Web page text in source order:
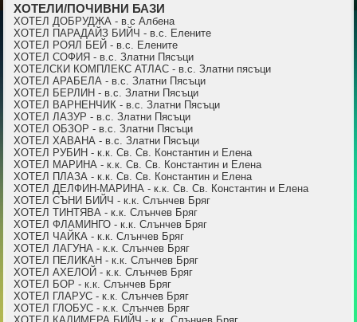
ХОТЕЛИ/ПОЧИВНИ БАЗИ
ХОТЕЛ ДОБРУДЖА - в.с Албена
ХОТЕЛ ПАРАДАЙЗ БИЙЧ - в.с. Елените
ХОТЕЛ РОЯЛ БЕЙ - в.с. Елените
ХОТЕЛ СОФИЯ - в.с. Златни Пясъци
ХОТЕЛСКИ КОМПЛЕКС АТЛАС - в.с. Златни пясъци
ХОТЕЛ АРАБЕЛА - в.с. Златни Пясъци
ХОТЕЛ БЕРЛИН - в.с. Златни Пясъци
ХОТЕЛ ВАРНЕНЧИК - в.с. Златни Пясъци
ХОТЕЛ ЛАЗУР - в.с. Златни Пясъци
ХОТЕЛ ОБЗОР - в.с. Златни Пясъци
ХОТЕЛ ХАВАНА - в.с. Златни Пясъци
ХОТЕЛ РУБИН - к.к. Св. Св. Константин и Елена
ХОТЕЛ МАРИНА - к.к. Св. Св. Константин и Елена
ХОТЕЛ ПЛАЗА - к.к. Св. Св. Константин и Елена
ХОТЕЛ ДЕЛФИН-МАРИНА - к.к. Св. Св. Константин и Елена
ХОТЕЛ СЪНИ БИЙЧ - к.к. Слънчев Бряг
ХОТЕЛ ТИНТЯВА - к.к. Слънчев Бряг
ХОТЕЛ ФЛАМИНГО - к.к. Слънчев Бряг
ХОТЕЛ ЧАЙКА - к.к. Слънчев Бряг
ХОТЕЛ ЛАГУНА - к.к. Слънчев Бряг
ХОТЕЛ ПЕЛИКАН - к.к. Слънчев Бряг
ХОТЕЛ АХЕЛОЙ - к.к. Слънчев Бряг
ХОТЕЛ БОР - к.к. Слънчев Бряг
ХОТЕЛ ГЛАРУС - к.к. Слънчев Бряг
ХОТЕЛ ГЛОБУС - к.к. Слънчев Бряг